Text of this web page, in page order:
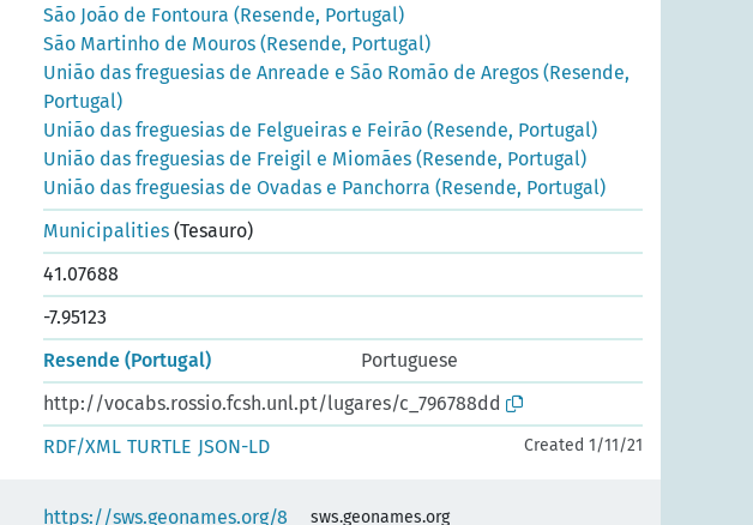
São João de Fontoura (Resende, Portugal)
São Martinho de Mouros (Resende, Portugal)
União das freguesias de Anreade e São Romão de Aregos (Resende,
Portugal)
União das freguesias de Felgueiras e Feirão (Resende, Portugal)
União das freguesias de Freigil e Miomães (Resende, Portugal)
União das freguesias de Ovadas e Panchorra (Resende, Portugal)
Municipalities (Tesauro)
41.07688
-7.95123
Resende (Portugal)
Portuguese
http://vocabs.rossio.fcsh.unl.pt/lugares/c_796788dd
RDF/XML TURTLE JSON-LD Created 1/11/21
https://sws.geonames.org/8 sws.geonames.org